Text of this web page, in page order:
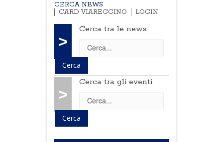
CERCA NEWS
CARD VIAREGGINO
LOGIN
>
Cerca tra le news
>
Cerca tra gli eventi